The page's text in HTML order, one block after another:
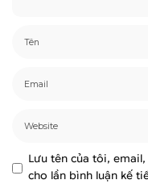
Lưu tên của tôi,
cho lần bình luận kế